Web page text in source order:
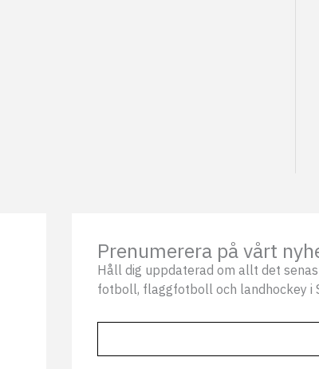
Prenumerera på vårt
Håll dig uppdaterad om allt det
fotboll, flaggfotboll och landhockey i